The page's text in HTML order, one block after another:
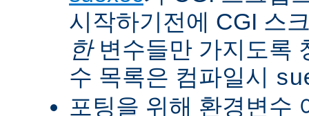
시작하기전에 CGI 스
한변수들만 가지도록
수 목록은 컴파일시
포팅을 위해 환경변수